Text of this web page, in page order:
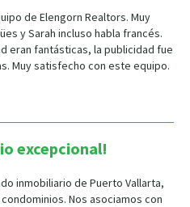
de Elengorn Realtors. Muy
y Sarah incluso habla francés.
eran fantásticas, la publicidad fue
Muy satisfecho con este equipo.
excepcional!
inmobiliario de Puerto Vallarta,
Nos asociamos con